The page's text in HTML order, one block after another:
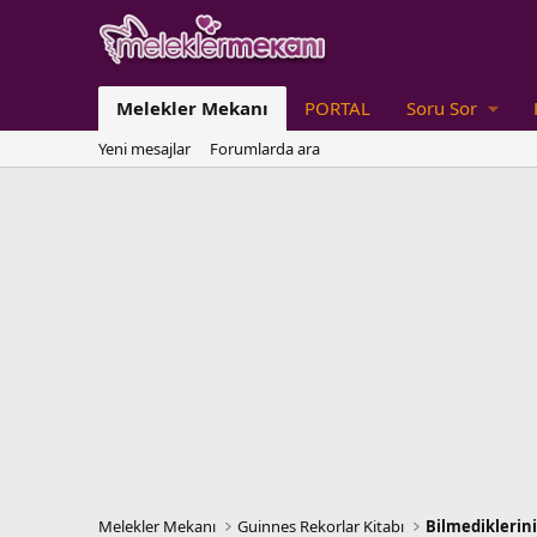
Melekler Mekanı PORTAL Soru Sor
Yeni mesajlar Forumlarda ara
Melekler Mekanı Guinnes Rekorlar Kitabı